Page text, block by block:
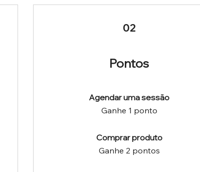
02
Pontos
Agendar uma sessão
Ganhe 1 ponto
Comprar produto
Ganhe 2 pontos